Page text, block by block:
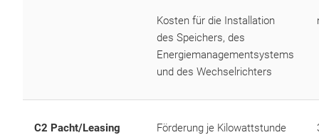
Kosten für die Installation
des Speichers, des
Energiemanagementsystems
und des Wechselrichters
C2 Pacht/Leasing
Förderung je Kilowattstunde